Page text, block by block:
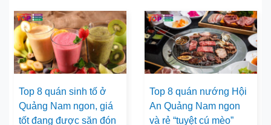
Top 8 quán sinh tố ở
Quảng Nam ngon, giá
tốt đang được săn đón
Top 8 quán nướng Hội
An Quảng Nam ngon
và rẻ “tuyệt cú mèo”